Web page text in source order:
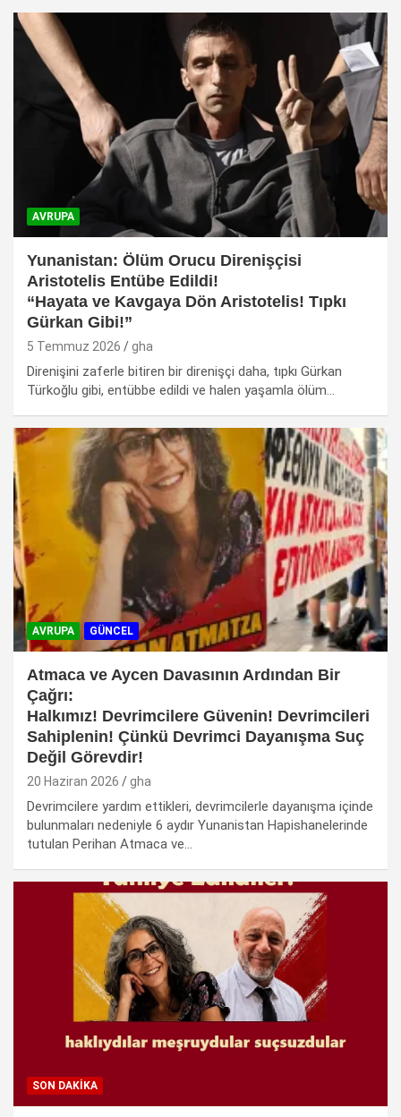
AVRUPA
Yunanistan: Ölüm Orucu Direnişçisi
Aristotelis Entübe Edildi!
“Hayata ve Kavgaya Dön Aristotelis! Tıpkı
Gürkan Gibi!”
5 Temmuz 2026 gha
Direnişini zaferle bitiren bir direnişçi daha, tıpkı Gürkan
Türkoğlu gibi, entübbe edildi ve halen yaşamla ölüm…
AVRUPA GÜNCEL
Atmaca ve Aycen Davasının Ardından Bir
Çağrı:
Halkımız! Devrimcilere Güvenin! Devrimcileri
Sahiplenin! Çünkü Devrimci Dayanışma Suç
Değil Görevdir!
20 Haziran 2026 gha
Devrimcilere yardım ettikleri, devrimcilerle dayanışma içinde
bulunmaları nedeniyle 6 aydır Yunanistan Hapishanelerinde
tutulan Perihan Atmaca ve…
SON DAKIKA